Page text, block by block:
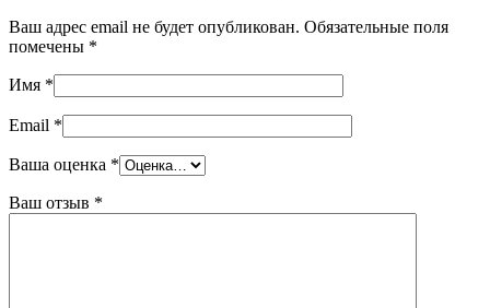
Ваш адрес email не будет опубликован. Обязательные поля
помечены *
Имя *
Email *
Ваша оценка *
Ваш отзыв *